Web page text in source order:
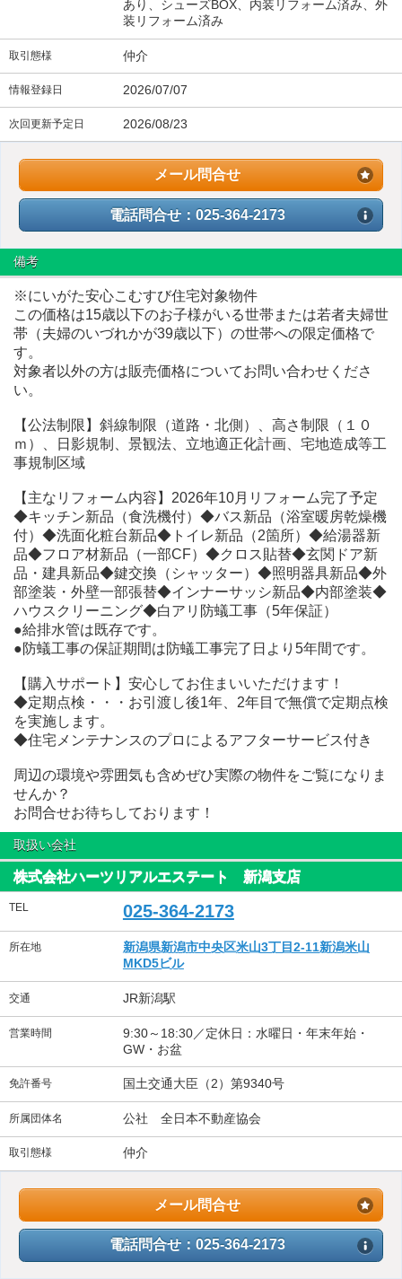
あり、シューズBOX、内装リフォーム済み、外
装リフォーム済み
取引態様 仲介
情報登録日 2026/07/07
次回更新予定日 2026/08/23
メール問合せ
電話問合せ：025-364-2173
備考
※にいがた安心こむすび住宅対象物件
この価格は15歳以下のお子様がいる世帯または若者夫婦世
帯（夫婦のいづれかが39歳以下）の世帯への限定価格で
す。
対象者以外の方は販売価格についてお問い合わせくださ
い。
【公法制限】斜線制限（道路・北側）、高さ制限（１０
ｍ）、日影規制、景観法、立地適正化計画、宅地造成等工
事規制区域
【主なリフォーム内容】2026年10月リフォーム完了予定
◆キッチン新品（食洗機付）◆バス新品（浴室暖房乾燥機
付）◆洗面化粧台新品◆トイレ新品（2箇所）◆給湯器新
品◆フロア材新品（一部CF）◆クロス貼替◆玄関ドア新
品・建具新品◆鍵交換（シャッター）◆照明器具新品◆外
部塗装・外壁一部張替◆インナーサッシ新品◆内部塗装◆
ハウスクリーニング◆白アリ防蟻工事（5年保証）
●給排水管は既存です。
●防蟻工事の保証期間は防蟻工事完了日より5年間です。
【購入サポート】安心してお住まいいただけます！
◆定期点検・・・お引渡し後1年、2年目で無償で定期点検
を実施します。
◆住宅メンテナンスのプロによるアフターサービス付き
周辺の環境や雰囲気も含めぜひ実際の物件をご覧になりま
せんか？
お問合せお待ちしております！
取扱い会社
株式会社ハーツリアルエステート 新潟支店
TEL 025-364-2173
所在地
新潟県新潟市中央区米山3丁目2-11新潟米山
MKD5ビル
交通 JR新潟駅
営業時間
9:30～18:30／定休日：水曜日・年末年始・
GW・お盆
免許番号 国土交通大臣（2）第9340号
所属団体名 公社 全日本不動産協会
取引態様 仲介
メール問合せ
電話問合せ：025-364-2173